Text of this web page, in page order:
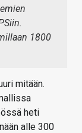
1800
mitään.
heti
alle 300